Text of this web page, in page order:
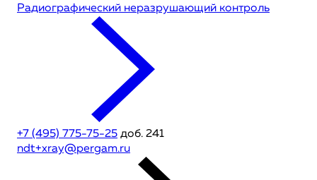
Радиографический неразрушающий контроль
+7 (495) 775-75-25 доб. 241
ndt+xray@pergam.ru